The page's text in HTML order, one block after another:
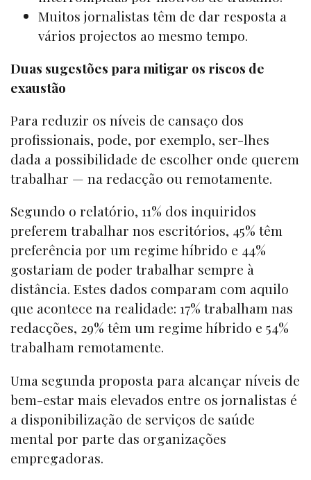
Muitos jornalistas têm de dar resposta a
vários projectos ao mesmo tempo.
Duas sugestões para mitigar os riscos de
exaustão
Para reduzir os níveis de cansaço dos
profissionais, pode, por exemplo, ser-lhes
dada a possibilidade de escolher onde querem
trabalhar — na redacção ou remotamente.
Segundo o relatório, 11% dos inquiridos
preferem trabalhar nos escritórios, 45% têm
preferência por um regime híbrido e 44%
gostariam de poder trabalhar sempre à
distância. Estes dados comparam com aquilo
que acontece na realidade: 17% trabalham nas
redacções, 29% têm um regime híbrido e 54%
trabalham remotamente.
Uma segunda proposta para alcançar níveis de
bem-estar mais elevados entre os jornalistas é
a disponibilização de serviços de saúde
mental por parte das organizações
empregadoras.